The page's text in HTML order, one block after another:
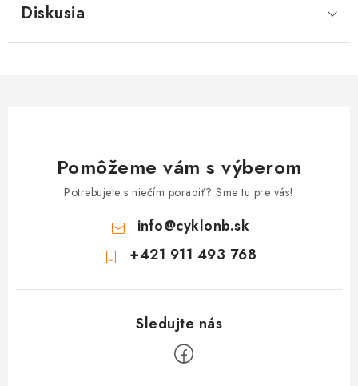
Diskusia
Pomôžeme vám s výberom
Potrebujete s niečím poradiť? Sme tu pre vás!
info@cyklonb.sk
+421 911 493 768